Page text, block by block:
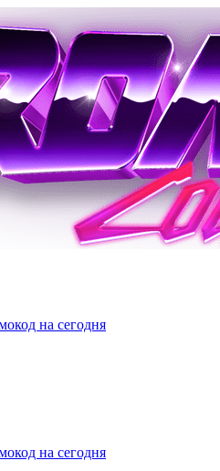
на сегодня
на сегодня